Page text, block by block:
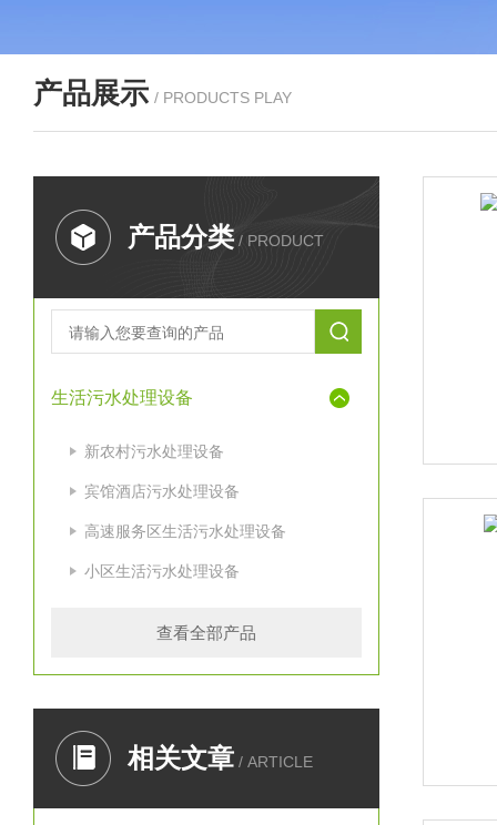
产品展示 / PRODUCTS PLAY
产品分类 / PRODUCT
生活污水处理设备
新农村污水处理设备
宾馆酒店污水处理设备
高速服务区生活污水处理设备
小区生活污水处理设备
查看全部产品
相关文章 / ARTICLE